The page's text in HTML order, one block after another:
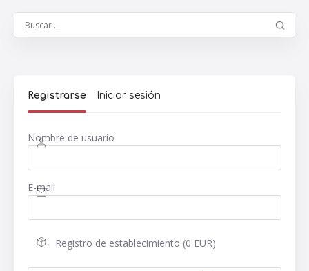
Registrarse Iniciar sesión
Nombre de usuario
E-mail
Registro de establecimiento (0 EUR)